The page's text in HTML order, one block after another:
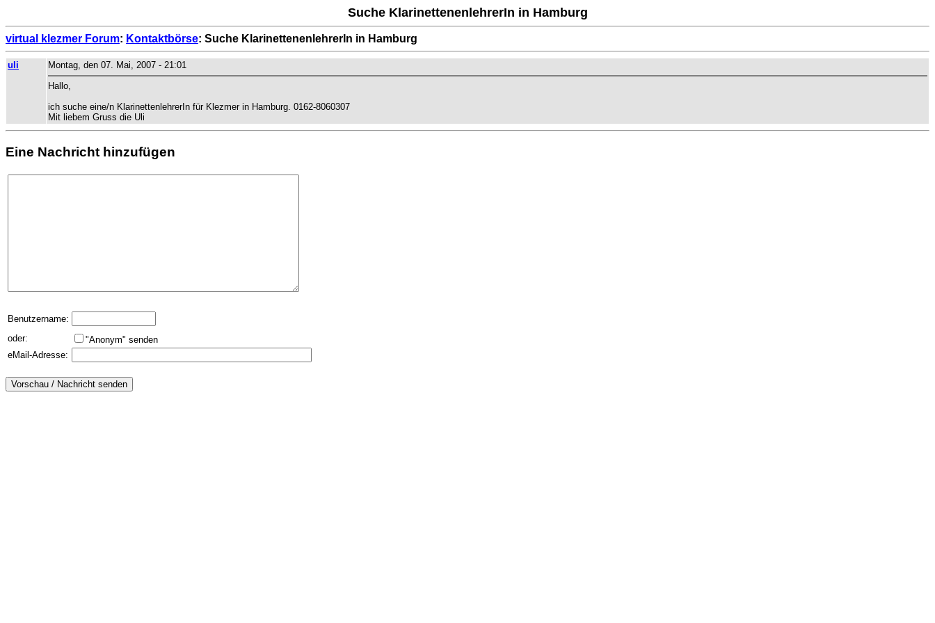
Suche KlarinettenenlehrerIn in Hamburg
virtual klezmer Forum: Kontaktbörse: Suche KlarinettenenlehrerIn in Hamburg
uli
Montag, den 07. Mai, 2007 - 21:01
Hallo,
ich suche eine/n KlarinettenlehrerIn für Klezmer in Hamburg. 0162-8060307
Mit liebem Gruss die Uli
Eine Nachricht hinzufügen
Benutzername:
oder:
"Anonym" senden
eMail-Adresse: